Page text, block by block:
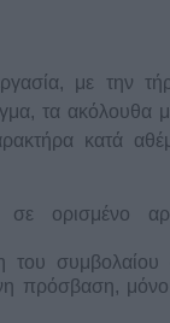
με την
τα ακόλουθα
κατά
ορισμένο
του συμβολαίου
πρόσβαση,